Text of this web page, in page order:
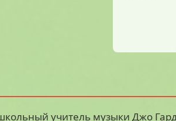
учитель музыки Джо